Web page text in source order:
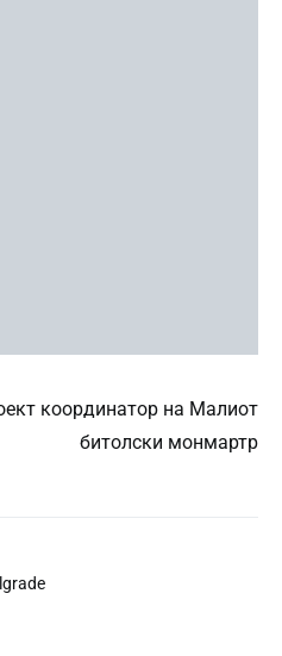
координатор на Малиот
битолски монмартр